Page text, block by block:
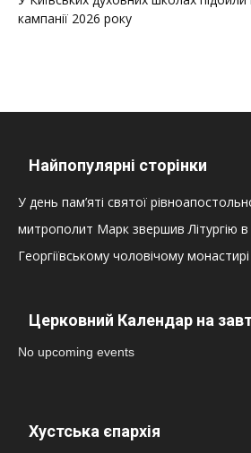
кампанії 2026 року
Найпопулярні сторінки
У день пам’яті святої
митрополит Марк звершив Літургію
Георгіївському чоловічому
Церковний Календар на
No upcoming events
Хустська єпархія